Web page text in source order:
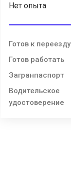
Нет опыта.
Готов к переезду
Готов работать
Загранпаспорт
Водительское
удостоверение